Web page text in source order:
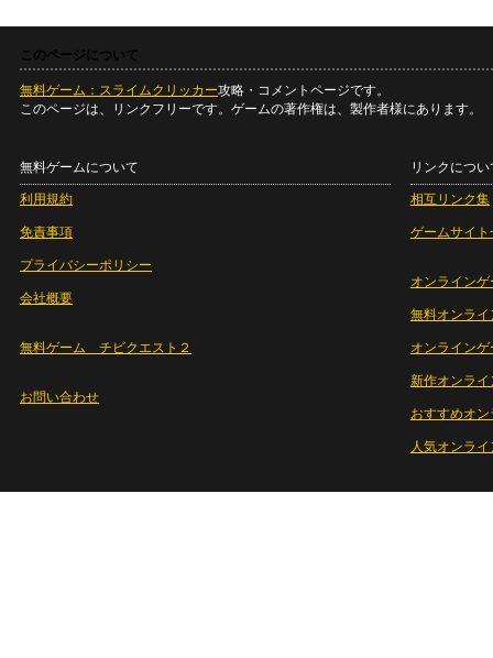
このページについて
無料ゲーム：スライムクリッカー攻略・コメントページです。
このページは、リンクフリーです。ゲームの著作権は、製作者様にあります。
無料ゲームについて
利用規約
免責事項
プライバシーポリシー
会社概要
無料ゲーム チビクエスト２
お問い合わせ
リンクについ
相互リンク集
ゲームサイト
オンラインゲ
無料オンライ
オンライン
新作オンライ
おすすめオ
人気オンラ